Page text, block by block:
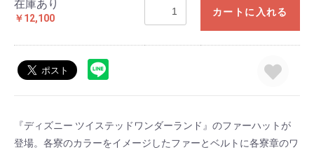
在庫あり
￥12,100
カートに入れる
『ディズニー ツイステッドワンダーランド』のファーハットが
登場。各寮のカラーをイメージしたファーとベルトに各寮章のワ